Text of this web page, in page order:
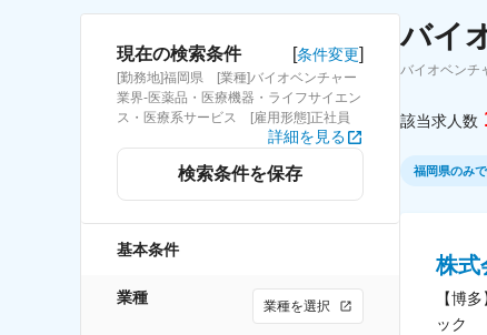
求人特集から探す
スカウ
現在の検索条件 [条件変更]
[勤務地]福岡県 [業種]バイオベンチャー
業界-医薬品・医療機器・ライフサイエン
ス・医療系サービス [雇用形態]正社員
詳細を見る
検索条件を保存
基本条件
業種 業種を選択
バイ
バイオベンチ
該当求人数
福岡県のみ
株
【博
ック